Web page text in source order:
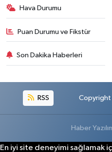
Hava Durumu
Puan Durumu ve Fikstür
Son Dakika Haberleri
RSS Copyright
Haber
En iyi site deneyimi sağlamak